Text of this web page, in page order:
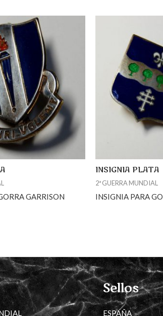
GARRISON
INSIGNIA PLATA
2ª GUERRA MUNDIAL
INSIGNIA PARA
Sellos
ESPAÑA